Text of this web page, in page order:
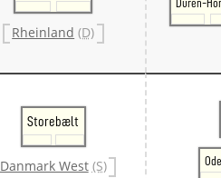
Rheinland (D)
Düren-
Storebælt
Danmark West (S)